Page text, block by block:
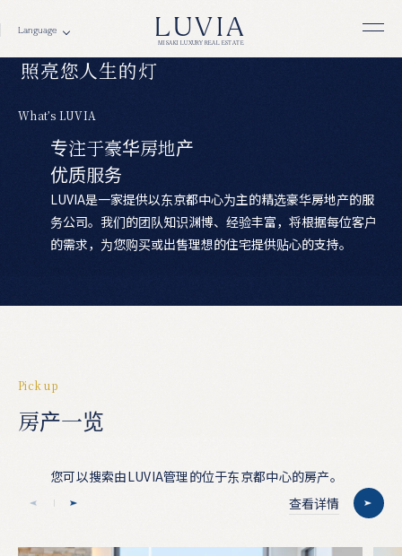
LUVIA
MISAKI LUXURY REAL ESTATE
Me Luxu
照亮您人生的灯
What’s LUVIA
专注于豪华房地产
优质服务
LUVIA是一家提供以东京都中心为主的精选豪华房地产的服
务公司。我们的团队知识渊博、经验丰富，将根据每位客户
的需求，为您购买或出售理想的住宅提供贴心的支持。
Pickup
房产一览
您可以搜索由LUVIA管理的位于东京都中心的房产。
查看详情